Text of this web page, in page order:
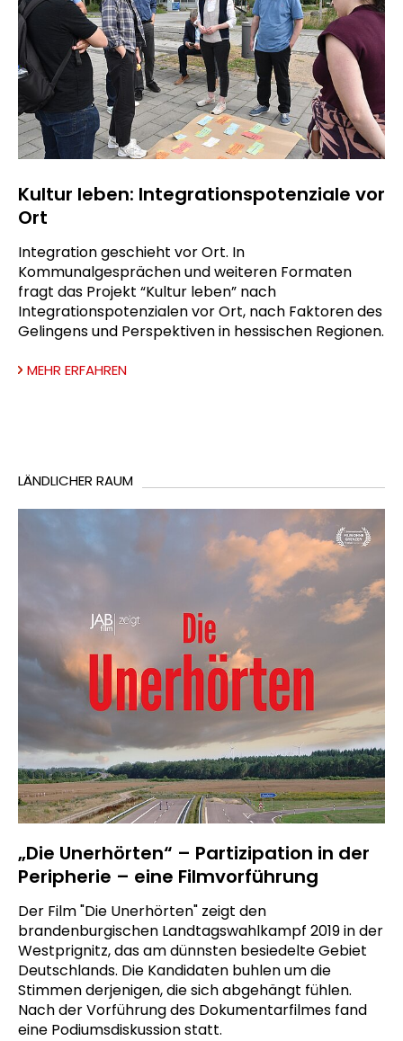
Kultur leben: Integrationspotenziale vor
Ort
Integration geschieht vor Ort. In
Kommunalgesprächen und weiteren Formaten
fragt das Projekt “Kultur leben” nach
Integrationspotenzialen vor Ort, nach Faktoren des
Gelingens und Perspektiven in hessischen Regionen.
MEHR ERFAHREN
LÄNDLICHER RAUM
„Die Unerhörten“ – Partizipation in der
Peripherie – eine Filmvorführung
Der Film "Die Unerhörten" zeigt den
brandenburgischen Landtagswahlkampf 2019 in der
Westprignitz, das am dünnsten besiedelte Gebiet
Deutschlands. Die Kandidaten buhlen um die
Stimmen derjenigen, die sich abgehängt fühlen.
Nach der Vorführung des Dokumentarfilmes fand
eine Podiumsdiskussion statt.